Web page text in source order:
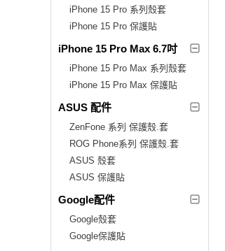
iPhone 15 Pro 系列殼套
iPhone 15 Pro 保護貼
iPhone 15 Pro Max 6.7吋
iPhone 15 Pro Max 系列殼套
iPhone 15 Pro Max 保護貼
ASUS 配件
ZenFone 系列 保護殼.套
ROG Phone系列 保護殼.套
ASUS 殼套
ASUS 保護貼
Google配件
Google殼套
Google保護貼